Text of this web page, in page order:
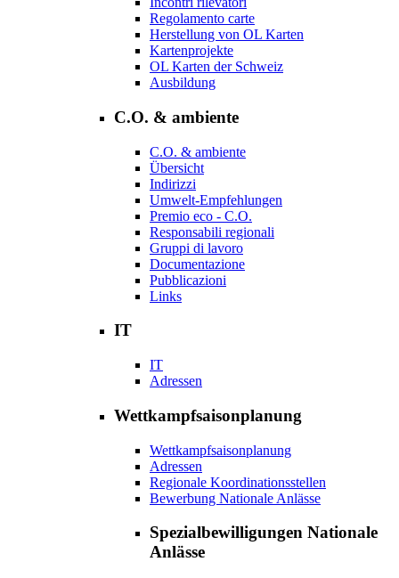
Regolamento carte
Herstellung von OL Karten
Kartenprojekte
OL Karten der Schweiz
Ausbildung
C.O. & ambiente
C.O. & ambiente
Übersicht
Indirizzi
Umwelt-Empfehlungen
Premio eco - C.O.
Responsabili regionali
Gruppi di lavoro
Documentazione
Pubblicazioni
Links
IT
IT
Adressen
Wettkampfsaisonplanung
Wettkampfsaisonplanung
Adressen
Regionale Koordinationsstellen
Bewerbung Nationale Anlässe
Spezialbewilligungen Nationale
Anlässe